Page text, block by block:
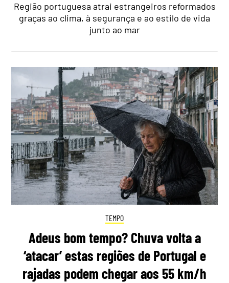
Região portuguesa atrai estrangeiros reformados
graças ao clima, à segurança e ao estilo de vida
junto ao mar
TEMPO
Adeus bom tempo? Chuva volta a
‘atacar’ estas regiões de Portugal e
rajadas podem chegar aos 55 km/h